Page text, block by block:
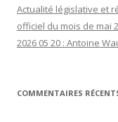
Actualité législative et
officiel du mois de mai
2026 05 20 : Antoine
COMMENTAIRES